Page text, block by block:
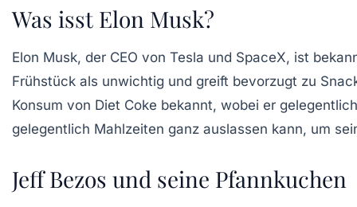
Was isst Elon Musk?
Elon Musk, der CEO von Tesla und SpaceX, ist
Frühstück als unwichtig und greift bevorzugt zu
Konsum von Diet Coke bekannt, wobei er
gelegentlich Mahlzeiten ganz auslassen kann, um
Jeff Bezos und seine Pfannkuchen